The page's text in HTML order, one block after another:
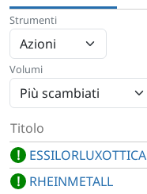
Strumenti
Volumi
Titolo
! ESSILORLUXOTTICA
! RHEINMETALL